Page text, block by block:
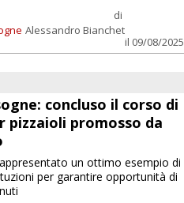
di
Alessandro Bianchet
il 09/08/2025
concluso il corso di
pizzaioli promosso da
un ottimo esempio di
per garantire opportunità di